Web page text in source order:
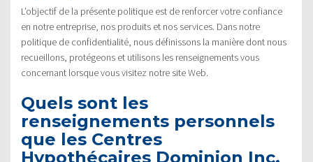
L’objectif de la présente politique est de renforcer votre confiance
en notre entreprise, nos produits et nos services. Dans notre
politique de confidentialité, nous définissons la manière dont nous
recueillons, protégeons et utilisons les renseignements vous
concernant lorsque vous visitez notre site Web.
Quels sont les
renseignements personnels
que les Centres
Hypothécaires Dominion Inc.